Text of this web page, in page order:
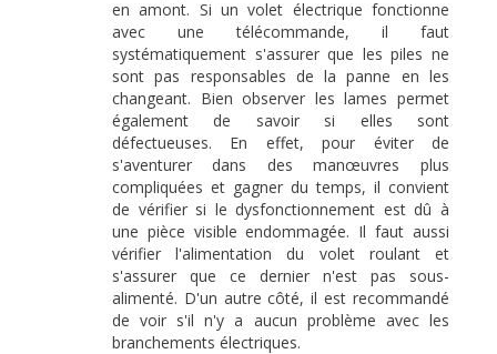
en amont. Si un volet électrique fonctionne
avec une télécommande, il faut
systématiquement s'assurer que les piles ne
sont pas responsables de la panne en les
changeant. Bien observer les lames permet
également de savoir si elles sont
défectueuses. En effet, pour éviter de
s'aventurer dans des manœuvres plus
compliquées et gagner du temps, il convient
de vérifier si le dysfonctionnement est dû à
une pièce visible endommagée. Il faut aussi
vérifier l'alimentation du volet roulant et
s'assurer que ce dernier n'est pas sous-
alimenté. D'un autre côté, il est recommandé
de voir s'il n'y a aucun problème avec les
branchements électriques.